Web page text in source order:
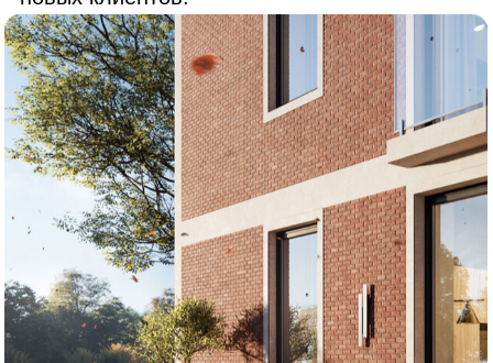
Отправьте заявку на расчет
стоимости вашего проекта
Мы свяжемся с вами в течение 5
минут.
Телефона